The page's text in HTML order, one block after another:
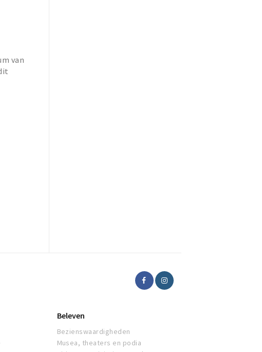
van
Beleven
Bezienswaardigheden
Musea, theaters en podia